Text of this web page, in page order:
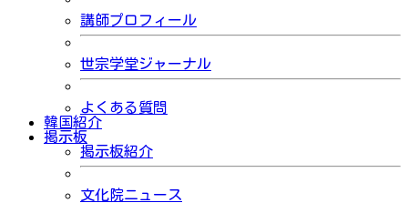
講師プロフィール
世宗学堂ジャーナル
よくある質問
韓国紹介
掲示板
掲示板紹介
文化院ニュース